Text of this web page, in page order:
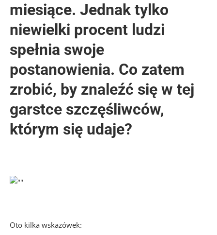
miesiące. Jednak tylko
niewielki procent ludzi
spełnia swoje
postanowienia. Co zatem
zrobić, by znaleźć się w tej
garstce szczęśliwców,
którym się udaje?
Oto kilka wskazówek: